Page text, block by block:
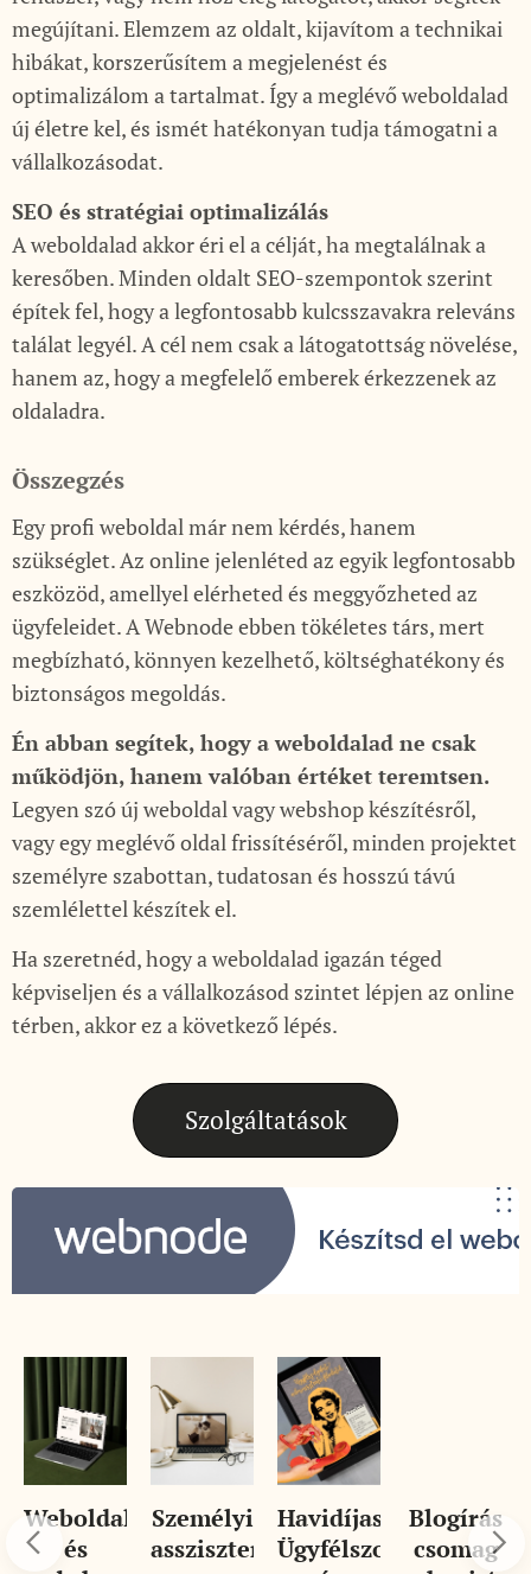
megújítani. Elemzem az oldalt, kijavítom a technikai
hibákat, korszerűsítem a megjelenést és
optimalizálom a tartalmat. Így a meglévő weboldalad
új életre kel, és ismét hatékonyan tudja támogatni a
vállalkozásodat.
SEO és stratégiai optimalizálás
A weboldalad akkor éri el a célját, ha megtalálnak a
keresőben. Minden oldalt SEO-szempontok szerint
építek fel, hogy a legfontosabb kulcsszavakra releváns
találat legyél. A cél nem csak a látogatottság növelése,
hanem az, hogy a megfelelő emberek érkezzenek az
oldaladra.
Összegzés
Egy profi weboldal már nem kérdés, hanem
szükséglet. Az online jelenléted az egyik legfontosabb
eszközöd, amellyel elérheted és meggyőzheted az
ügyfeleidet. A Webnode ebben tökéletes társ, mert
megbízható, könnyen kezelhető, költséghatékony és
biztonságos megoldás.
Én abban segítek, hogy a weboldalad ne csak
működjön, hanem valóban értéket teremtsen.
Legyen szó új weboldal vagy webshop készítésről,
vagy egy meglévő oldal frissítéséről, minden projektet
személyre szabottan, tudatosan és hosszú távú
szemlélettel készítek el.
Ha szeretnéd, hogy a weboldalad igazán téged
képviseljen és a vállalkozásod szintet lépjen az online
térben, akkor ez a következő lépés.
Szolgáltatások
Weboldal
és
Személyi
asszisztencia
Havidíjas
Ügyfélszolgálati
Blogírás
csomag